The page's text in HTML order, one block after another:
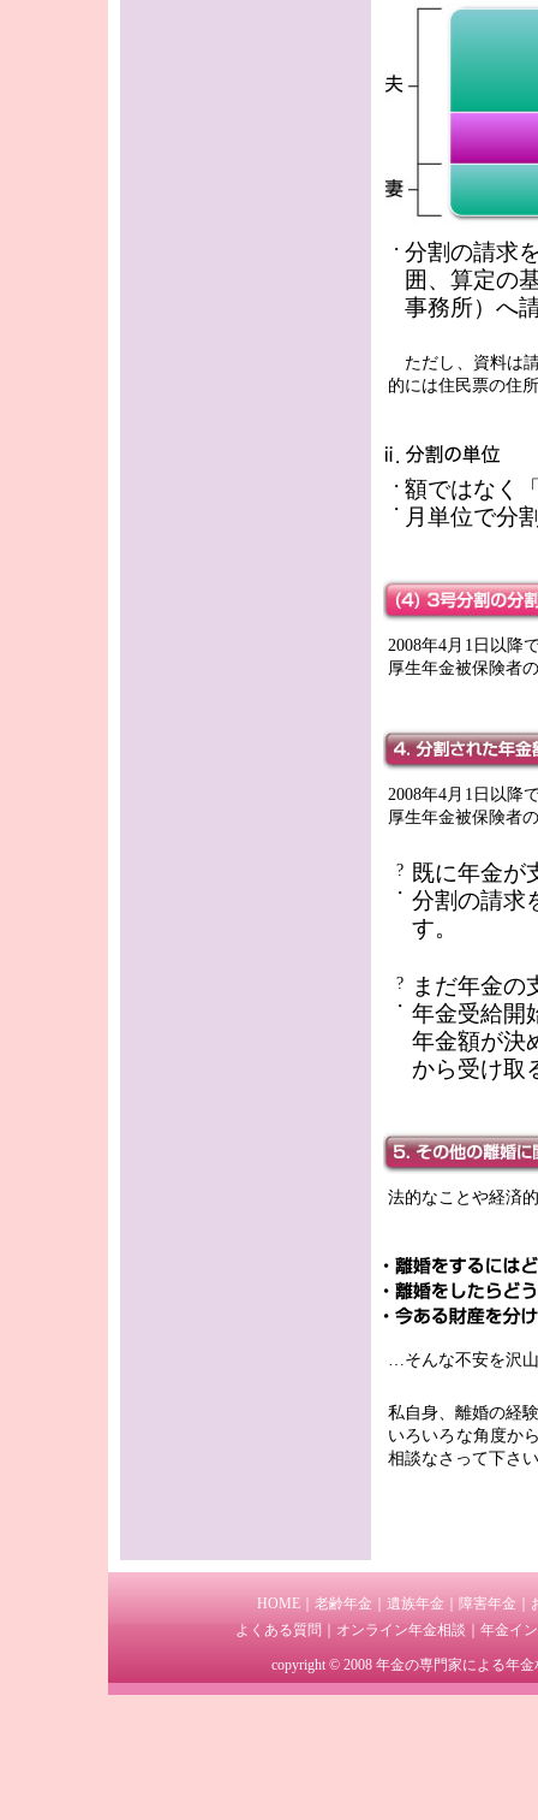
・ 分割の請求
囲、算定の
事務所）へ
ただし、資料は
的には住民票の住
・
・
額ではなく
月単位で分
2008年4月1日以降
厚生年金被保険者
2008年4月1日以降
厚生年金被保険者
?
・
既に年金が
分割の請求
す。
?
・
まだ年金の
年金受給開
年金額が決
から受け取
法的なことや経済
…そんな不安を沢
私自身、離婚の経
いろいろな角度か
相談なさって下さ
HOME 老齢年金 遺族年金 障害年金
よくある質問
オンライン年金相談 年金イ
copyright © 2008 年金の専門家による年